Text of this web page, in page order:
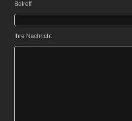
Betreff
Ihre Nachricht